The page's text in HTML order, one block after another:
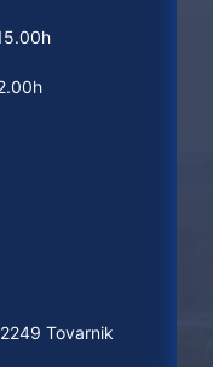
Tovarnik